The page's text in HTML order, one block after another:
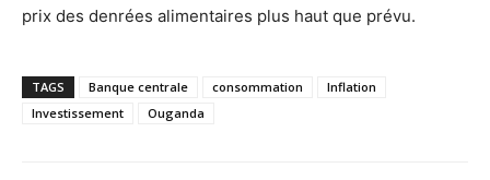
prix des denrées alimentaires plus haut que prévu.
TAGS Banque centrale consommation
Inflation
Investissement
Ouganda